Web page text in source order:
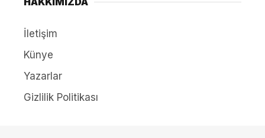
İletişim
Künye
Yazarlar
Gizlilik Politikası